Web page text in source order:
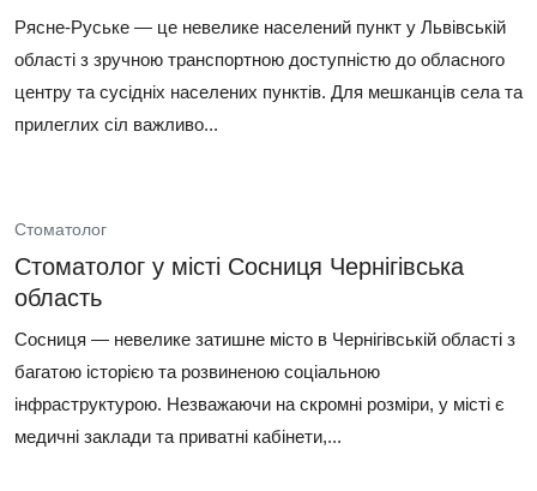
Рясне-Руське — це невелике населений пункт у Львівській
області з зручною транспортною доступністю до обласного
центру та сусідніх населених пунктів. Для мешканців села та
прилеглих сіл важливо...
Стоматолог
Стоматолог у місті Сосниця Чернігівська
область
Сосниця — невелике затишне місто в Чернігівській області з
багатою історією та розвиненою соціальною
інфраструктурою. Незважаючи на скромні розміри, у місті є
медичні заклади та приватні кабінети,...